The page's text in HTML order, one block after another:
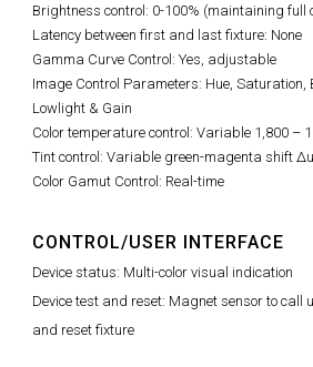
Brightness control: 0-100% (maintaining full
Latency between first and last fixture: None
Gamma Curve Control: Yes, adjustable
Image Control Parameters: Hue, Saturation,
Lowlight & Gain
Color temperature control: Variable 1,800 –
Tint control: Variable green-magenta shift
Color Gamut Control: Real-time
CONTROL/USER INTERFACE
Device status: Multi-color visual indication
Device test and reset: Magnet sensor to call
and reset fixture